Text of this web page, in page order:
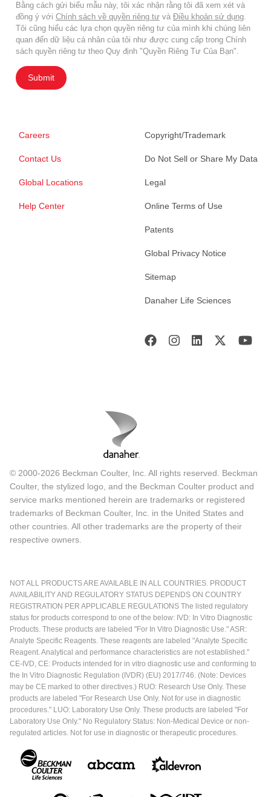
Bằng cách gửi biểu mẫu này, tôi xác nhận rằng tôi đã xem xét và
đồng ý với Chính sách về quyền riêng tư và Điều khoản sử dụng
Tôi cũng hiểu các lựa chọn quyền riêng tư của mình khi chúng liên
quan đến dữ liệu cá nhân của tôi như được cung cấp trong Chính
sách quyền riêng tư theo Quy định "Quyền Riêng Tư Của Bạn".
Submit
Careers
Contact Us
Global Locations
Help Center
Copyright/Trademark
Do Not Sell or Share My Data
Legal
Online Terms of Use
Patents
Global Privacy Notice
Sitemap
Danaher Life Sciences
© 2000-2026 Beckman Coulter, Inc. All rights reserved. Beckman
Coulter, the stylized logo, and the Beckman Coulter product and
service marks mentioned herein are trademarks or registered
trademarks of Beckman Coulter, Inc. in the United States and
other countries. All other trademarks are the property of their
respective owners.
NOT ALL PRODUCTS ARE AVAILABLE IN ALL COUNTRIES. PRODUCT
AVAILABILITY AND REGULATORY STATUS DEPENDS ON COUNTRY
REGISTRATION PER APPLICABLE REGULATIONS The listed regulatory
status for products correspond to one of the below: IVD: In Vitro Diagnostic
Products. These products are labeled "For In Vitro Diagnostic Use." ASR:
Analyte Specific Reagents. These reagents are labeled "Analyte Specific
Reagent. Analytical and performance characteristics are not established."
CE-IVD, CE: Products intended for in vitro diagnostic use and conforming to
the In Vitro Diagnostic Regulation (IVDR) (EU) 2017/746. (Note: Devices
may be CE marked to other directives.) RUO: Research Use Only. These
products are labeled "For Research Use Only. Not for use in diagnostic
procedures." LUO: Laboratory Use Only. These products are labeled "For
Laboratory Use Only." No Regulatory Status: Non-Medical Device or non-
regulated articles. Not for use in diagnostic or therapeutic procedures.